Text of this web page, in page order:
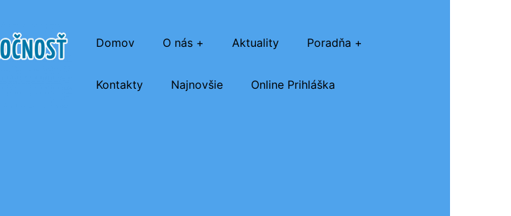
Domov O nás Aktuality Poradňa
Kontakty Najnovšie Online Prihláška